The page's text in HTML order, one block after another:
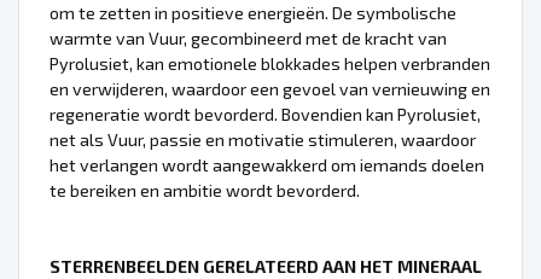
om te zetten in positieve energieën. De symbolische
warmte van Vuur, gecombineerd met de kracht van
Pyrolusiet, kan emotionele blokkades helpen verbranden
en verwijderen, waardoor een gevoel van vernieuwing en
regeneratie wordt bevorderd. Bovendien kan Pyrolusiet,
net als Vuur, passie en motivatie stimuleren, waardoor
het verlangen wordt aangewakkerd om iemands doelen
te bereiken en ambitie wordt bevorderd.
STERRENBEELDEN GERELATEERD AAN HET MINERAAL